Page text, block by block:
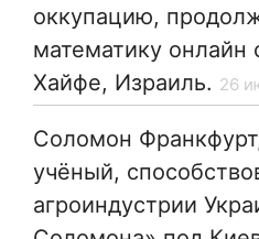
оккупацию,
математику онлайн
Хайфе, Израиль. 26
Соломон
учёный,
агроиндустрии